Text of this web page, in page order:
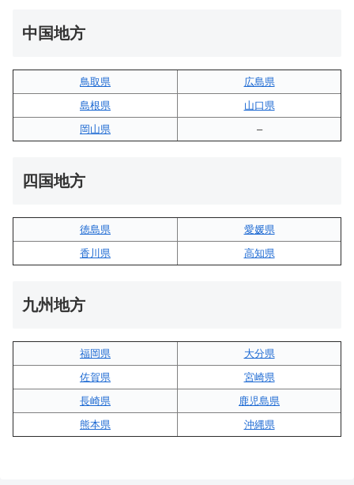
中国地方
鳥取県
広島県
島根県
山口県
岡山県
–
四国地方
徳島県
愛媛県
香川県
高知県
九州地方
福岡県
大分県
佐賀県
宮崎県
長崎県
鹿児島県
熊本県
沖縄県